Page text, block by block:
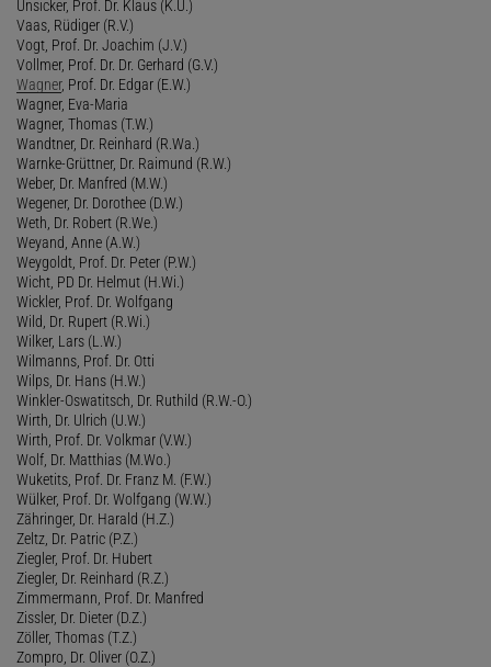
Unsicker, Prof. Dr. Klaus (K.U.)
Vaas, Rüdiger (R.V.)
Vogt, Prof. Dr. Joachim (J.V.)
Vollmer, Prof. Dr. Dr. Gerhard (G.V.)
Wagner, Prof. Dr. Edgar (E.W.)
Wagner, Eva-Maria
Wagner, Thomas (T.W.)
Wandtner, Dr. Reinhard (R.Wa.)
Warnke-Grüttner, Dr. Raimund (R.W.)
Weber, Dr. Manfred (M.W.)
Wegener, Dr. Dorothee (D.W.)
Weth, Dr. Robert (R.We.)
Weyand, Anne (A.W.)
Weygoldt, Prof. Dr. Peter (P.W.)
Wicht, PD Dr. Helmut (H.Wi.)
Wickler, Prof. Dr. Wolfgang
Wild, Dr. Rupert (R.Wi.)
Wilker, Lars (L.W.)
Wilmanns, Prof. Dr. Otti
Wilps, Dr. Hans (H.W.)
Winkler-Oswatitsch, Dr. Ruthild (R.W.-O.)
Wirth, Dr. Ulrich (U.W.)
Wirth, Prof. Dr. Volkmar (V.W.)
Wolf, Dr. Matthias (M.Wo.)
Wuketits, Prof. Dr. Franz M. (F.W.)
Wülker, Prof. Dr. Wolfgang (W.W.)
Zähringer, Dr. Harald (H.Z.)
Zeltz, Dr. Patric (P.Z.)
Ziegler, Prof. Dr. Hubert
Ziegler, Dr. Reinhard (R.Z.)
Zimmermann, Prof. Dr. Manfred
Zissler, Dr. Dieter (D.Z.)
Zöller, Thomas (T.Z.)
Zompro, Dr. Oliver (O.Z.)